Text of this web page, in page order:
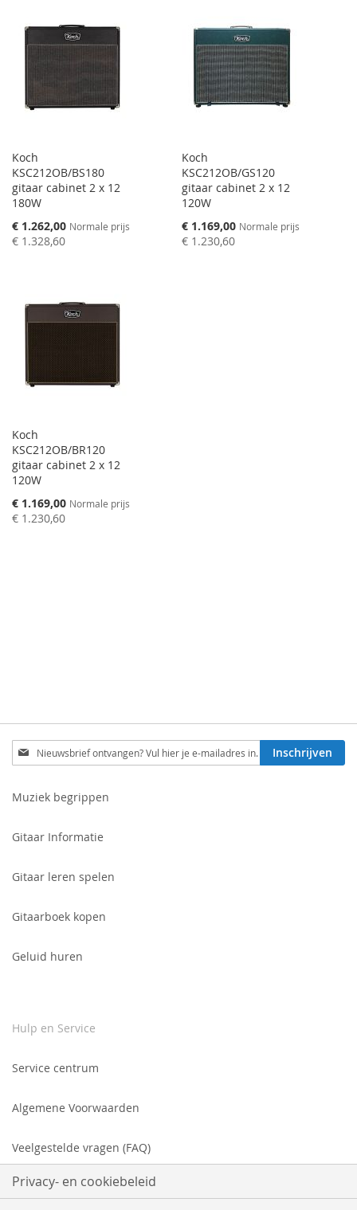
Koch
KSC212OB/BS180
gitaar cabinet 2 x 12
180W
Speciale
prijs
€ 1.262,00 Normale prijs
€ 1.328,60
Koch
KSC212OB/GS120
gitaar cabinet 2 x 12
120W
Speciale
prijs
€ 1.169,00 Normale prijs
€ 1.230,60
Koch
KSC212OB/BR120
gitaar cabinet 2 x 12
120W
Speciale
prijs
€ 1.169,00 Normale prijs
€ 1.230,60
Schrijf
je
voor
Inschrijven
Muziek begrippen
Gitaar Informatie
Gitaar leren spelen
Gitaarboek kopen
Geluid huren
Hulp en Service
Service centrum
Algemene Voorwaarden
Veelgestelde vragen (FAQ)
Privacy- en cookiebeleid